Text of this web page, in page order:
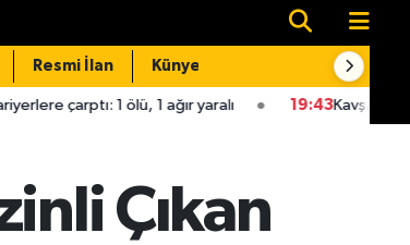
Resmi İlan Künye
1 ağır yaralı 19:43Kavşakta iki otomobil
Çıkan